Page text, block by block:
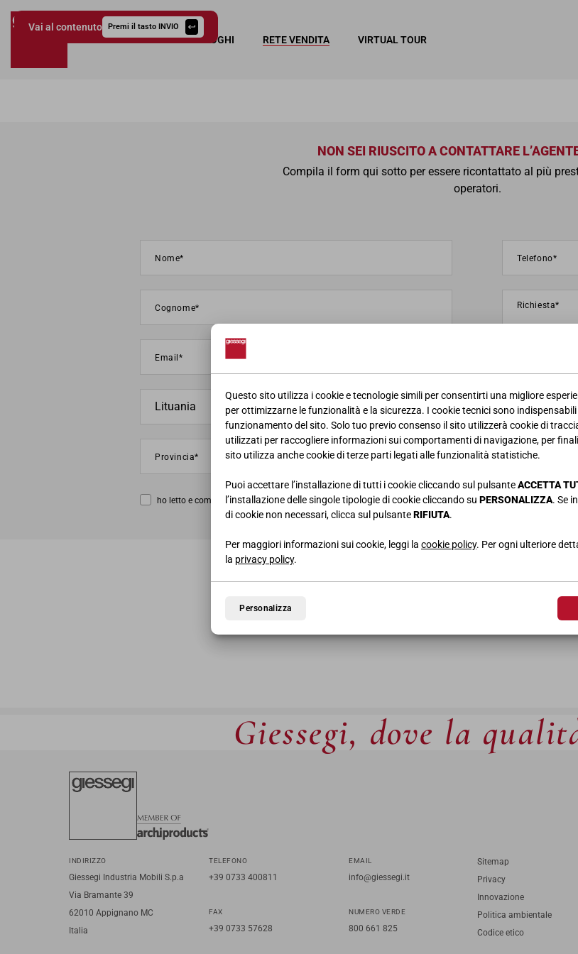
Questo sito utilizza i cookie e tecnologie simili per consentirti una migliore
per ottimizzarne le funzionalità e la sicurezza. I cookie tecnici sono
funzionamento del sito. Solo tuo previo consenso il sito utilizzerà cookie di
utilizzati per raccogliere informazioni sui comportamenti di navigazione, per
sito utilizza anche cookie di terze parti legati alle funzionalità statistiche.
Puoi accettare l’installazione di tutti i cookie cliccando sul pulsanteACCETTA
l’installazione delle singole tipologie di cookie cliccando su PERSONALIZZA. Se
di cookie non necessari, clicca sul pulsanteRIFIUTA.
Per maggiori informazioni sui cookie, leggi la cookie policy. Per ogni ulteriore
la privacy policy.
Personalizza
Vai al contenuto Premi il tasto INVIO
COLLEZIONI CATALOGHI RETE VENDITA VIRTUAL TOUR
NON SEI RIUSCITO A CONTATTARE
Compila il form qui sotto per essere ricontattato al più
operatori.
ho letto e compreso laprivacy policy
Giessegi, dove la
INDIRIZZO
Giessegi Industria Mobili S.p.a
Via Bramante 39
62010 Appignano MC
Italia
TELEFONO
+39 0733 400811
FAX
+39 0733 57628
EMAIL
info@giessegi.it
NUMERO VERDE
800 661 825
Sitemap
Privacy
Innovazione
Politica ambientale
Codice etico